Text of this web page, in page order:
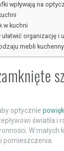
wpływają na
w kuchni
organizację i
mebli
optycznie
światła i
W
pomieszczenia.